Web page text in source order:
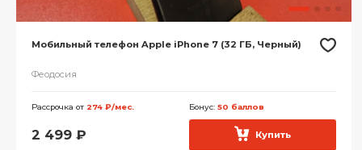
Мобильный телефон Apple iPhone 7 (32 ГБ, Черный)
Феодосия
Рассрочка от 274 ₽/мес. Бонус: 50 баллов
2 499 ₽ Купить